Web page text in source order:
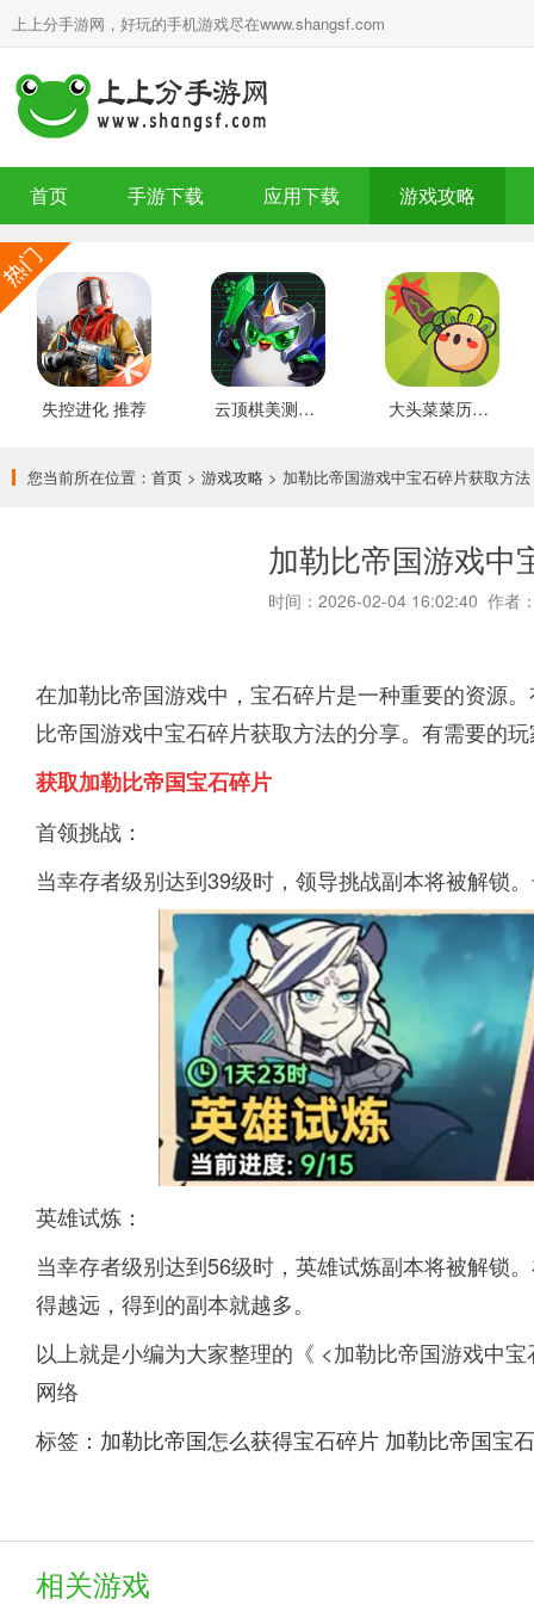
上上分手游网，好玩的手机游戏尽在www.shangsf.com
首页 手游下载 应用下载 游戏攻略
失控进化 推荐 云顶棋美测服 最新版 大头菜菜历险记 好玩的
您当前所在位置： 首页 > 游戏攻略 > 加勒比帝国游戏中宝石碎片获取方法
加勒比帝国游戏中
时间：2026-02-04 16:02:40 作者
在加勒比帝国游戏中，宝石碎片是一种重要的资源
比帝国游戏中宝石碎片获取方法的分享。有需要的
获取加勒比帝国宝石碎片
首领挑战：
当幸存者级别达到39级时，领导挑战副本将被解锁
英雄试炼：
当幸存者级别达到56级时，英雄试炼副本将被解锁
得越远，得到的副本就越多。
以上就是小编为大家整理的《 <加勒比帝国游戏中
网络
标签： 加勒比帝国怎么获得宝石碎片 加勒比帝国宝
相关游戏